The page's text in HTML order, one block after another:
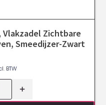
Zichtbare
Smeedijzer-Zwart
BTW
+